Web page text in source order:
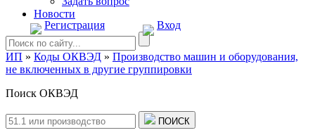
Новости
Регистрация
Вход
ИП » Коды ОКВЭД » Производство машин и оборудования,
не включенных в другие группировки
Поиск ОКВЭД
ПОИСК